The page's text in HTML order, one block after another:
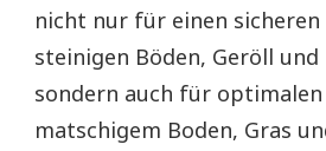
nicht nur für einen
steinigen Böden, Geröll
sondern auch für
matschigem Boden, Gras